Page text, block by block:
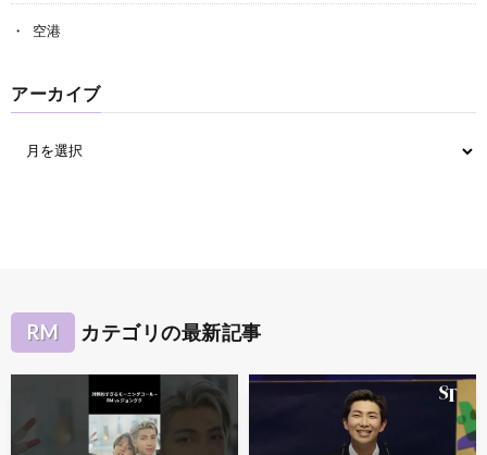
空港
アーカイブ
RM カテゴリの最新記事